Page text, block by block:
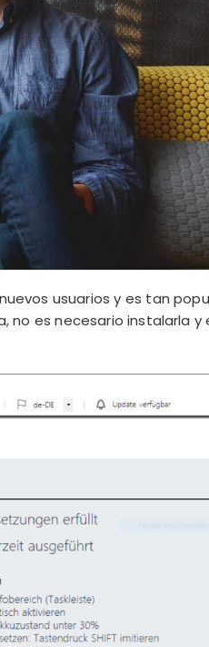
usuarios y es tan
no es necesario instalarla y